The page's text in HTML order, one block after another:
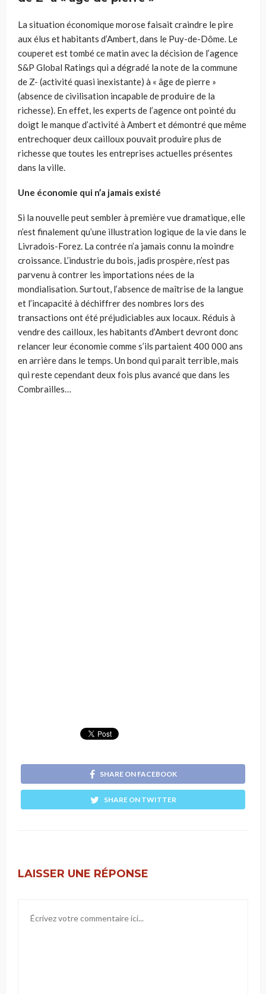
La situation économique morose faisait craindre le pire
aux élus et habitants d’Ambert, dans le Puy-de-Dôme. Le
couperet est tombé ce matin avec la décision de l’agence
S&P Global Ratings qui a dégradé la note de la commune
de Z- (activité quasi inexistante) à « âge de pierre »
(absence de civilisation incapable de produire de la
richesse). En effet, les experts de l’agence ont pointé du
doigt le manque d’activité à Ambert et démontré que même
entrechoquer deux cailloux pouvait produire plus de
richesse que toutes les entreprises actuelles présentes
dans la ville.
Une économie qui n’a jamais existé
Si la nouvelle peut sembler à première vue dramatique, elle
n’est finalement qu’une illustration logique de la vie dans le
Livradois-Forez. La contrée n’a jamais connu la moindre
croissance. L’industrie du bois, jadis prospère, n’est pas
parvenu à contrer les importations nées de la
mondialisation. Surtout, l’absence de maîtrise de la langue
et l’incapacité à déchiffrer des nombres lors des
transactions ont été préjudiciables aux locaux. Réduis à
vendre des cailloux, les habitants d’Ambert devront donc
relancer leur économie comme s’ils partaient 400 000 ans
en arrière dans le temps. Un bond qui parait terrible, mais
qui reste cependant deux fois plus avancé que dans les
Combrailles…
SHARE ON FACEBOOK
SHARE ON TWITTER
LAISSER UNE RÉPONSE